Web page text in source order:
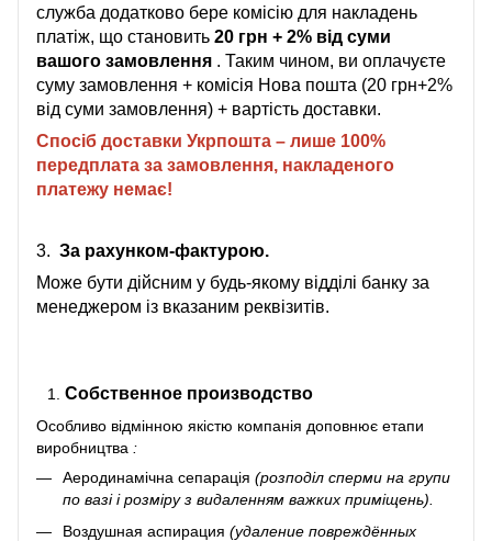
служба додатково бере комісію для накладень
платіж, що становить 20 грн + 2% від суми
вашого замовлення . Таким чином, ви оплачуєте
суму замовлення + комісія Нова пошта (20 грн+2%
від суми замовлення) + вартість доставки.
Спосіб доставки Укрпошта – лише 100%
передплата за замовлення, накладеного
платежу немає!
3. За рахунком-фактурою.
Може бути дійсним у будь-якому відділі банку за
менеджером із вказаним реквізитів.
Собственное производство
Особливо відмінною якістю компанія доповнює етапи
виробництва :
Аеродинамічна сепарація (розподіл сперми на групи
по вазі і розміру з видаленням важких приміщень).
Воздушная аспирация (удаление повреждённых